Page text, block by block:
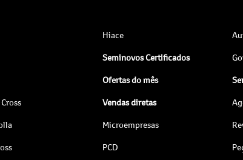
Hiace
Seminovos Certificados
Ofertas do mês
Vendas diretas
Microempresas
PCD